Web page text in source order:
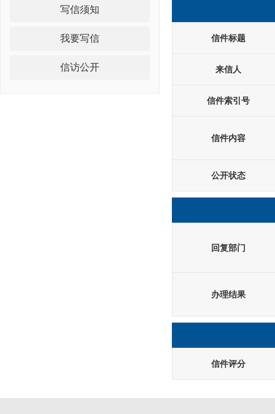
写信须知
我要写信
信访公开
信件标题
来信人
信件索引号
信件内容
公开状态
回复部门
办理结果
信件评分